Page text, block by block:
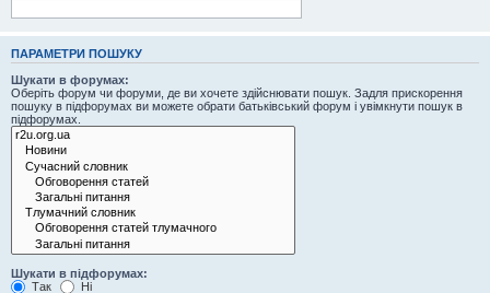
ПАРАМЕТРИ ПОШУКУ
Шукати в форумах:
Оберіть форум чи форуми, де ви хочете здійснювати пошук. Задля прискорення
пошуку в підфорумах ви можете обрати батьківський форум і увімкнути пошук в
підфорумах.
Шукати в підфорумах:
Так
Ні